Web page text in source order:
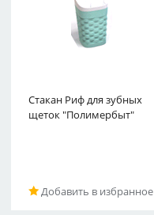
Стакан Риф для зубных
щеток "Полимербыт"
Добавить в избранное